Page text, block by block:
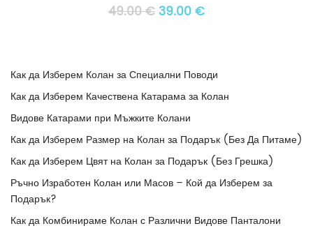
49.00€ Original price was: 49.00
39.00€Текущата цена е:
Как да Изберем Колан за Специални Поводи
Как да Изберем Качествена Катарама за Колан
Видове Катарами при Мъжките Колани
Как да Изберем Размер на Колан за Подарък (Без Да Питаме)
Как да Изберем Цвят на Колан за Подарък (Без Грешка)
Ръчно Изработен Колан или Масов – Кой да Изберем за
Подарък?
Как да Комбинираме Колан с Различни Видове Панталони